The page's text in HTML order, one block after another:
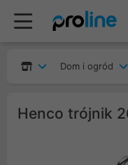
Dom i ogród
Henco trójnik